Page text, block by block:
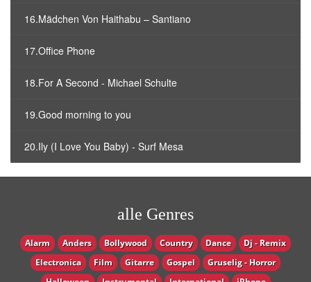
16.Mädchen Von Haithabu – Santiano
17.Office Phone
18.For A Second - Michael Schulte
19.Good morning to you
20.Ily (I Love You Baby) - Surf Mesa
alle Genres
Alarm Anders Bollywood Country Dance
Dj - Remix
Electronica
Film Gitarre Gospel
Gruselig - Horror